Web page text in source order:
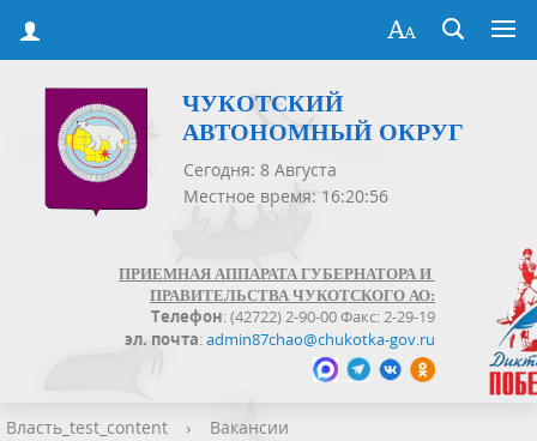
ЧУКОТСКИЙ
АВТОНОМНЫЙ ОКРУГ
Сегодня: 8 Августа
Местное время: 16:20:57
ПРИЕМНАЯ АППАРАТА ГУБЕРНАТОРА И
ПРАВИТЕЛЬСТВА ЧУКОТСКОГО АО:
Телефон: (42722) 2-90-00 Факс: 2-29-19
эл. почта:admin87chao@chukotka-gov.ru
Власть_test_content › Вакансии